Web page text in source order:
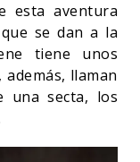
esta aventura
se dan a la
tiene unos
llaman
una secta, los